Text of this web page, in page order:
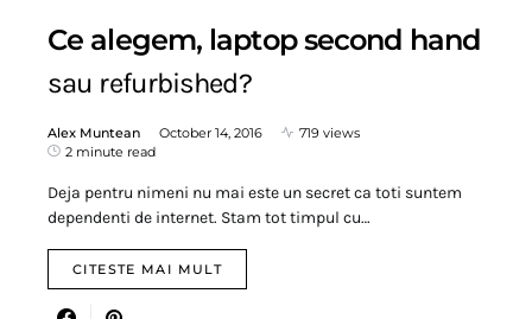
Ce alegem, laptop second hand
sau refurbished?
Alex Muntean October 14, 2016
719 views
2 minute read
Deja pentru nimeni nu mai este un secret ca toti suntem
dependenti de internet. Stam tot timpul cu…
CITESTE MAI MULT